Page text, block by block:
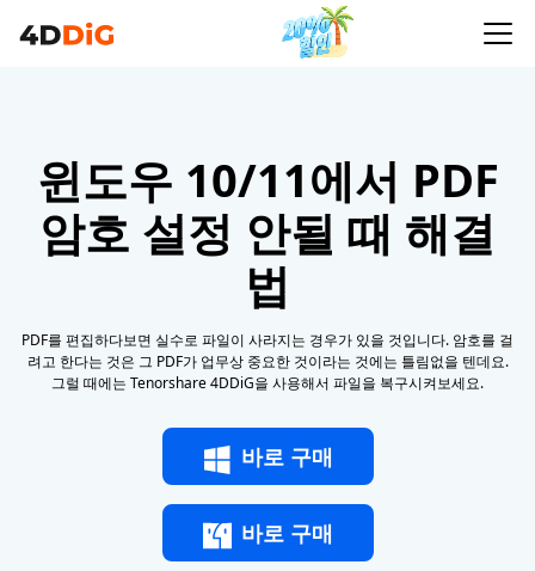
윈도우 10/11에서 PDF
암호 설정 안될 때 해결
법
PDF를 편집하다보면 실수로 파일이 사라지는 경우가 있을 것입니다. 암호를 걸
려고 한다는 것은 그 PDF가 업무상 중요한 것이라는 것에는 틀림없을 텐데요.
그럴 때에는 Tenorshare 4DDiG을 사용해서 파일을 복구시켜보세요.
바로 구매
바로 구매